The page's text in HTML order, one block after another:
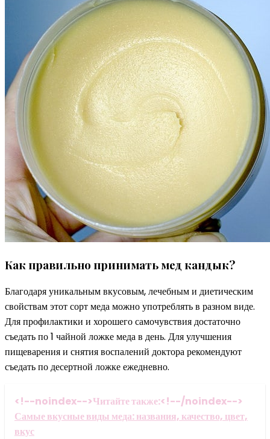
Как правильно принимать мед кандык?
Благодаря уникальным вкусовым, лечебным и диетическим
свойствам этот сорт меда можно употреблять в разном виде.
Для профилактики и хорошего самочувствия достаточно
съедать по 1 чайной ложке меда в день. Для улучшения
пищеварения и снятия воспалений доктора рекомендуют
съедать по десертной ложке ежедневно.
<!--noindex-->Читайте также:<!--/noindex-->
Самые вкусные виды меда: названия, качество, цвет,
вкус